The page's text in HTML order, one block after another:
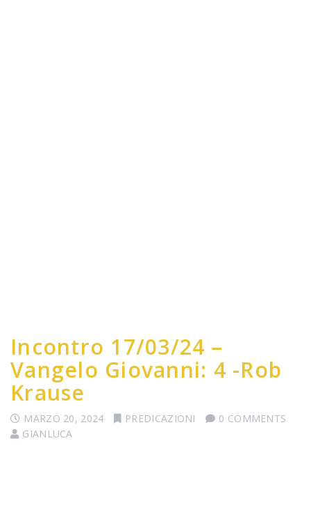
Incontro 17/03/24 –
Vangelo Giovanni: 4 -Rob
Krause
MARZO 20, 2024 PREDICAZIONI
0 COMMENTS
GIANLUCA